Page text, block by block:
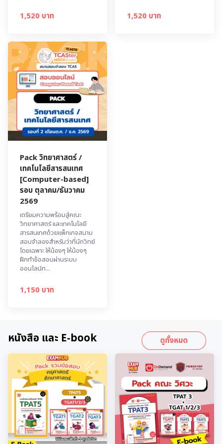
1,520 บาท 1,520 บาท
Pack วิทยาศาสตร์ /
เทคโนโลยีสารสนเทศ
[Computer-based]
รอบ ตุลาคม/ธันวาคม
2569
เตรียมความพร้อมสู่คณะ
วิทยาศาสตร์ และเทคโนโลยี
สารสนเทศด้วยแพ็กเกจสนาม
สอบจำลองสำหรับว่าที่นักวิทย์
โดยเฉพาะ ให้น้องๆ ให้น้องๆ
ฝึกทำข้อสอบผ่านระบบ
ออนไลน์ท...
1,150 บาท
หนังสือ และ E-book ดูทั้งหมด